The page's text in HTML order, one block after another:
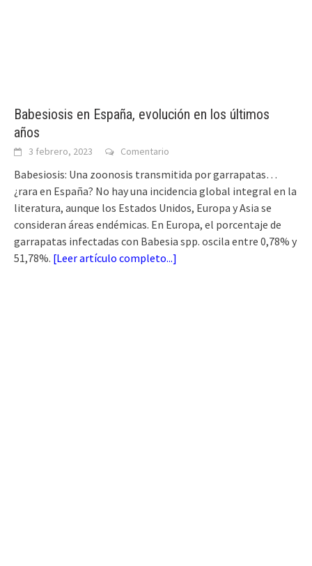
Babesiosis en España, evolución en los últimos
años
3 febrero, 2023 Comentario
Babesiosis: Una zoonosis transmitida por garrapatas…
¿rara en España? No hay una incidencia global integral en la
literatura, aunque los Estados Unidos, Europa y Asia se
consideran áreas endémicas. En Europa, el porcentaje de
garrapatas infectadas con Babesia spp. oscila entre 0,78% y
51,78%. [Leer artículo completo...]